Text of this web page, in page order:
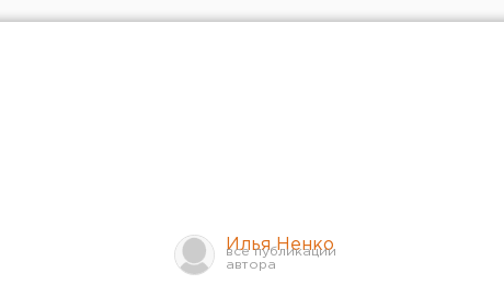
Илья Ненко